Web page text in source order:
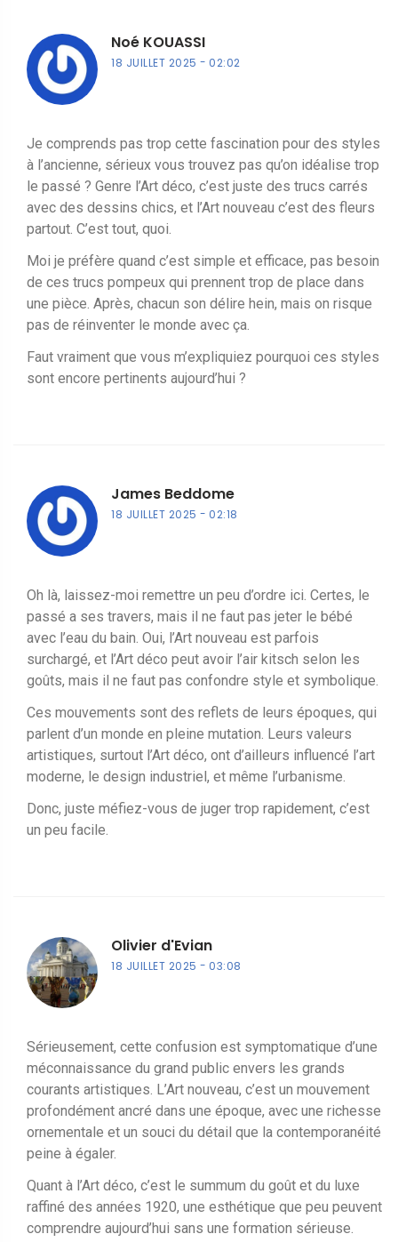
Noé KOUASSI
18 JUILLET 2025 02:02
Je comprends pas trop cette fascination pour des styles
à l’ancienne, sérieux vous trouvez pas qu’on idéalise trop
le passé ? Genre l’Art déco, c’est juste des trucs carrés
avec des dessins chics, et l’Art nouveau c’est des fleurs
partout. C’est tout, quoi.
Moi je préfère quand c’est simple et efficace, pas besoin
de ces trucs pompeux qui prennent trop de place dans
une pièce. Après, chacun son délire hein, mais on risque
pas de réinventer le monde avec ça.
Faut vraiment que vous m’expliquiez pourquoi ces styles
sont encore pertinents aujourd’hui ?
James Beddome
18 JUILLET 2025 02:18
Oh là, laissez-moi remettre un peu d’ordre ici. Certes, le
passé a ses travers, mais il ne faut pas jeter le bébé
avec l’eau du bain. Oui, l’Art nouveau est parfois
surchargé, et l’Art déco peut avoir l’air kitsch selon les
goûts, mais il ne faut pas confondre style et symbolique.
Ces mouvements sont des reflets de leurs époques, qui
parlent d’un monde en pleine mutation. Leurs valeurs
artistiques, surtout l’Art déco, ont d’ailleurs influencé l’art
moderne, le design industriel, et même l’urbanisme.
Donc, juste méfiez-vous de juger trop rapidement, c’est
un peu facile.
Olivier d'Evian
18 JUILLET 2025 03:08
Sérieusement, cette confusion est symptomatique d’une
méconnaissance du grand public envers les grands
courants artistiques. L’Art nouveau, c’est un mouvement
profondément ancré dans une époque, avec une richesse
ornementale et un souci du détail que la contemporanéité
peine à égaler.
Quant à l’Art déco, c’est le summum du goût et du luxe
raffiné des années 1920, une esthétique que peu peuvent
comprendre aujourd’hui sans une formation sérieuse.